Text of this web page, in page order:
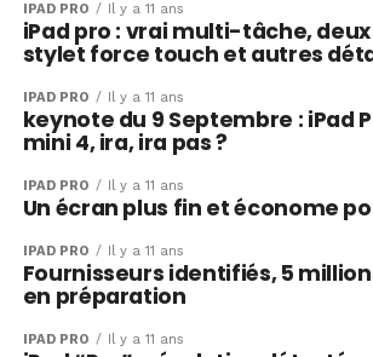
IPAD PRO Il y a 11 ans
iPad pro : vrai multi-tâche,
stylet force touch et autres
IPAD PRO Il y a 11 ans
keynote du 9 Septembre : iPad
mini 4, ira, ira pas ?
IPAD PRO Il y a 11 ans
Un écran plus fin et économe
IPAD PRO Il y a 11 ans
Fournisseurs identifiés, 5
en préparation
IPAD PRO Il y a 11 ans